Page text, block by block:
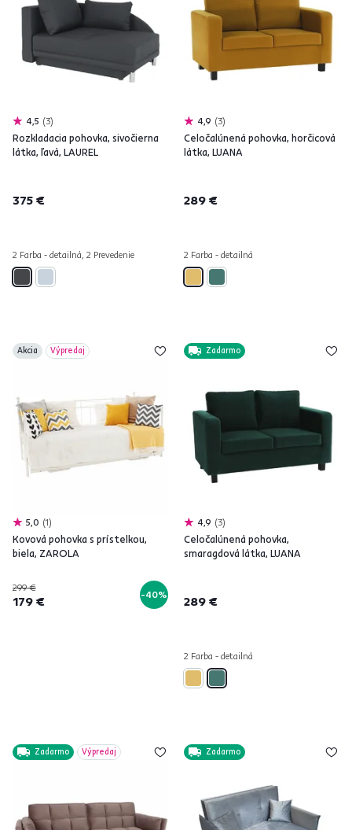
4,5 3
Rozkladacia pohovka, sivočierna
látka, ľavá, LAUREL
375 €
2 Farba - detailná, 2 Prevedenie
4,9 3
Celočalúnená pohovka, horčicová
látka, LUANA
289 €
2 Farba - detailná
Akcia Výpredaj
5,0 1
Kovová pohovka s prístelkou,
biela, ZAROLA
299 €
179 € -40%
Zadarmo
4,9 3
Celočalúnená pohovka,
smaragdová látka, LUANA
289 €
2 Farba - detailná
Zadarmo Výpredaj Zadarmo